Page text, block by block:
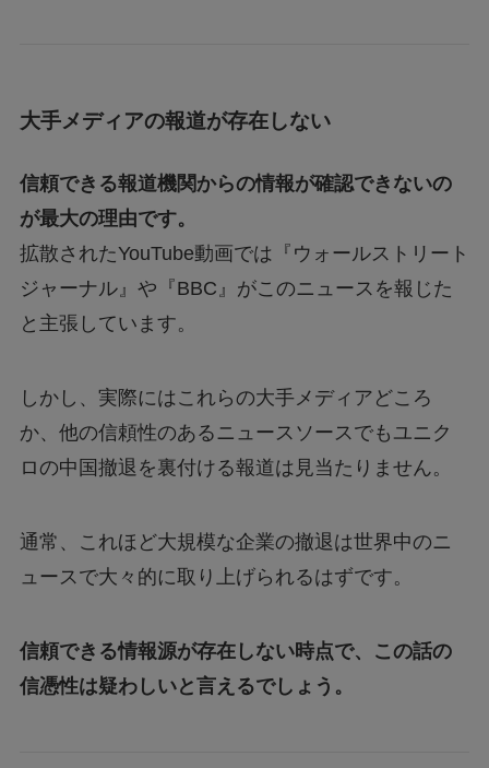
大手メディアの報道が存在しない
信頼できる報道機関からの情報が確認できないの
が最大の理由です。
拡散されたYouTube動画では『ウォールストリート
ジャーナル』や『BBC』がこのニュースを報じた
と主張しています。
しかし、実際にはこれらの大手メディアどころ
か、他の信頼性のあるニュースソースでもユニク
ロの中国撤退を裏付ける報道は見当たりません。
通常、これほど大規模な企業の撤退は世界中のニ
ュースで大々的に取り上げられるはずです。
信頼できる情報源が存在しない時点で、この話の
信憑性は疑わしいと言えるでしょう。